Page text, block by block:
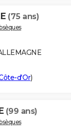
(75 ans)
d'Or)
(99 ans)